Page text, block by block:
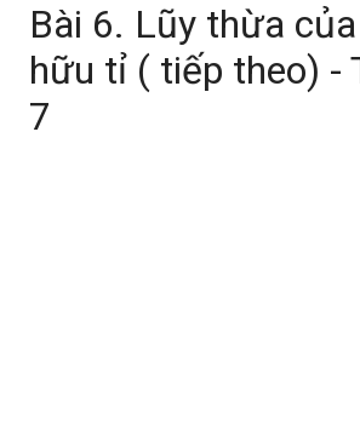
Bài 6. Lũy thừa
hữu tỉ ( tiếp theo) -
7